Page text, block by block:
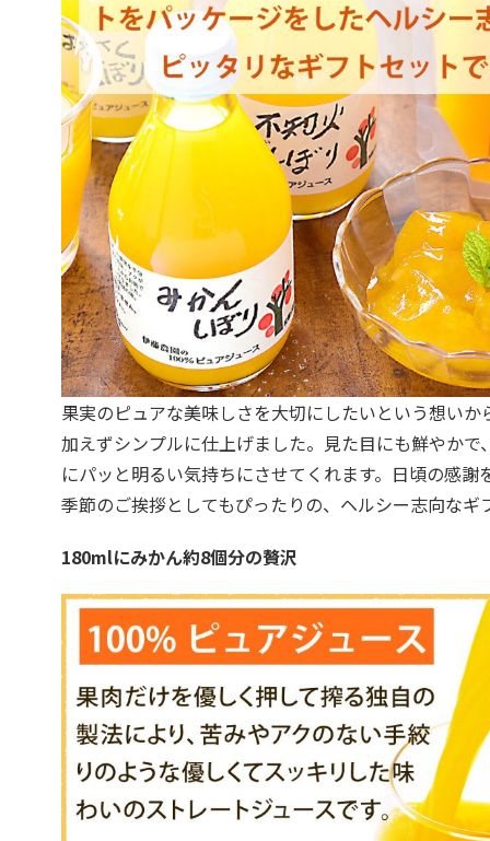
果実のピュアな美味しさを大切にしたいという想いか
加えずシンプルに仕上げました。見た目にも鮮やかで
にパッと明るい気持ちにさせてくれます。日頃の感謝
季節のご挨拶としてもぴったりの、ヘルシー志向なギ
180mlにみかん約8個分の贅沢